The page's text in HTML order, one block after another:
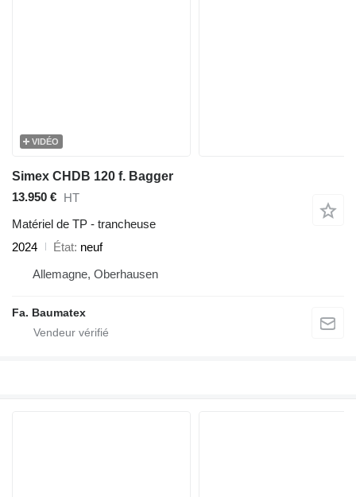
VIDÉO
Simex CHDB 120 f. Bagger
13.950 € HT
Matériel de TP - trancheuse
2024
État neuf
Allemagne, Oberhausen
Fa. Baumatex